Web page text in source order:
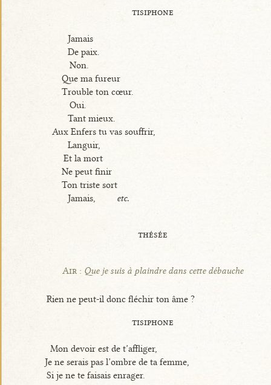
tisiphone
Jamais
De paix.
Non.
Que ma fureur
Trouble ton cœur.
Oui.
Tant mieux.
Aux Enfers tu vas souffrir,
Languir,
Et la mort
Ne peut finir
Ton triste sort
Jamais,
etc.
thésée
Air : Que je suis à plaindre dans cette débauche
Rien ne peut-il donc fléchir ton âme ?
tisiphone
Mon devoir est de t’affliger,
Je ne serais pas l’ombre de ta femme,
Si je ne te faisais enrager.